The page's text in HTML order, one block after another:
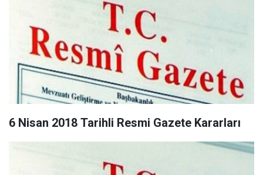
6 Nisan 2018 Tarihli Resmi Gazete Kararları